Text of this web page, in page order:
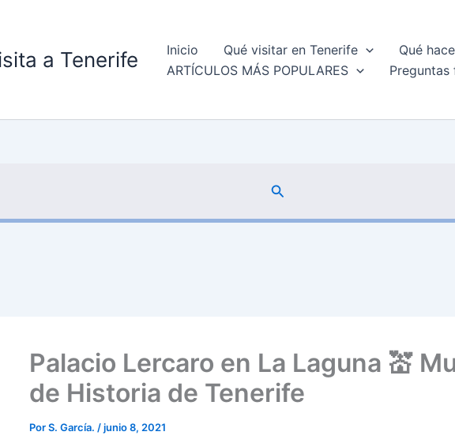
a Tenerife Inicio Qué visitar en Tenerife
Qué
ARTÍCULOS MÁS POPULARES
Preguntas
Buscar
Palacio Lercaro en La Laguna 💒
de Historia de Tenerife
PorS. García. /junio 8, 2021